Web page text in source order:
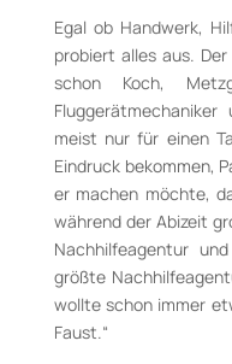
Egal ob Handwerk,
probiert alles aus.
schon Koch,
meist nur für einen
Eindruck bekommen,
er machen möchte,
während der Abizeit
Nachhilfeagentur
größte
wollte schon immer
Faust.“